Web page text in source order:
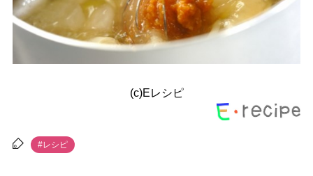
(c)Eレシピ
#レシピ